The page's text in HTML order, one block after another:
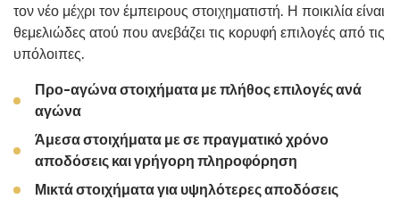
τον νέο μέχρι τον έμπειρους στοιχηματιστή. Η ποικιλία είναι
θεμελιώδες ατού που ανεβάζει τις κορυφή επιλογές από τις
υπόλοιπες.
Προ-αγώνα στοιχήματα με πλήθος επιλογές ανά
αγώνα
Άμεσα στοιχήματα με σε πραγματικό χρόνο
αποδόσεις και γρήγορη πληροφόρηση
Μικτά στοιχήματα για υψηλότερες αποδόσεις